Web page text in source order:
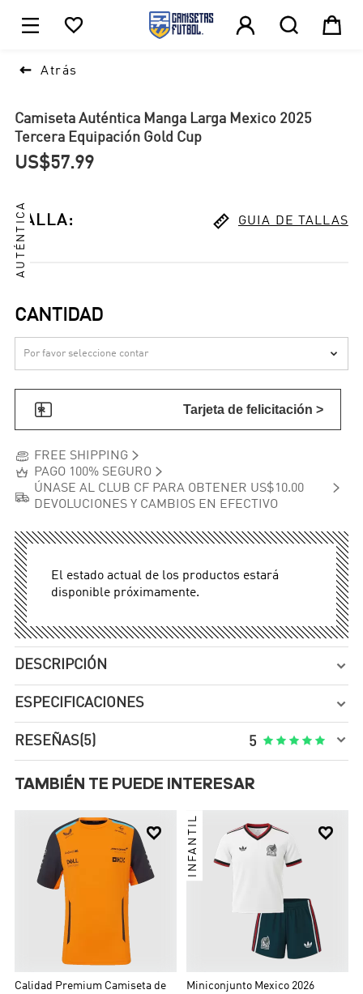
    
 Atrás
Camiseta Auténtica Manga Larga Mexico 2025
Tercera Equipación Gold Cup
US$57.99
AUTÉNTICA
TALLA:  GUIA DE TALLAS
CANTIDAD

 Tarjeta de felicitación >
 FREE SHIPPING
 PAGO 100% SEGURO

ÚNASE AL CLUB CF PARA OBTENER US$10.00
DEVOLUCIONES Y CAMBIOS EN EFECTIVO

El estado actual de los productos estará
disponible próximamente.
DESCRIPCIÓN 
ESPECIFICACIONES 
RESEÑAS(5) 5      
TAMBIÉN TE PUEDE INTERESAR

Calidad Premium Camiseta de

INFANTIL
Miniconjunto Mexico 2026